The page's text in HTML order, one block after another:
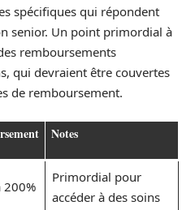
spécifiques qui répondent
senior. Un point primordial à
remboursements
qui devraient être couvertes
de remboursement.
Notes
200%
Primordial pour
accéder à des soins